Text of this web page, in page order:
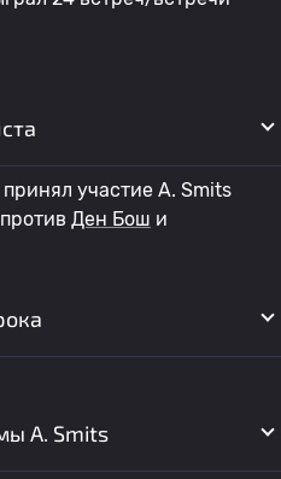
участие A. Smits
Ден Бош и
A. Smits